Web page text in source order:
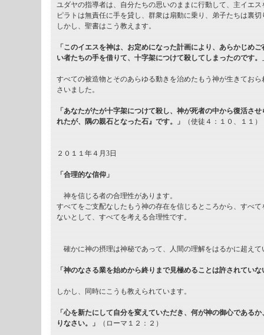
ユダヤの指導者は、自分たちの思いのままに行動して、主イエ
ピラトは無責任に手を貸し、群衆は扇動に乗り、弟子たちは裏
しかし、聖書はこう教えます。
「このイエスを神は、お定めになった計画により、あらかじめ
い者たちの手を借りて、十字架につけて殺してしまったのです。
すべての被造物とそのあらゆる動きを治めたもう神が生きてお
さいました。
「あなたがたが十字架につけて殺し、神が死者の中から復活さ
れたが、隅の親石となった石』です。」（使徒４：１０、１１）
２０１１年４月3日
「合理的な信仰」
神を信じる者の合理性があります。
すべてをご支配なしたもう神の存在を信じるところから、すべ
ないとして、すべてを考える合理性です。
確かに神の摂理は神秘であって、人間の理解をはるかに超えて
「神のなさる業を始めから終りまで見極めることは許されていな
しかし、同時にこうも教えられています。
「心を新たにして自分を変えていただき、何が神の御心である
りなさい。」（ローマ１２：２）